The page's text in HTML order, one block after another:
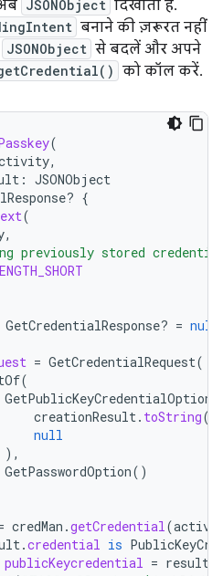
JSONObject दिखाता है.
बनाने की ज़रूरत नहीं
JSONObject से बदलें और अपने
को कॉल करें.
(
,
: JSONObject
{
(
,
previously stored
GetCredentialResponse? = null
= GetCredentialRequest(
(
GetPublicKeyCredentialOption
creationResult. toString
null
),
GetPasswordOption()
credMan .getCredential(
.credential is
publicKeycredential = result